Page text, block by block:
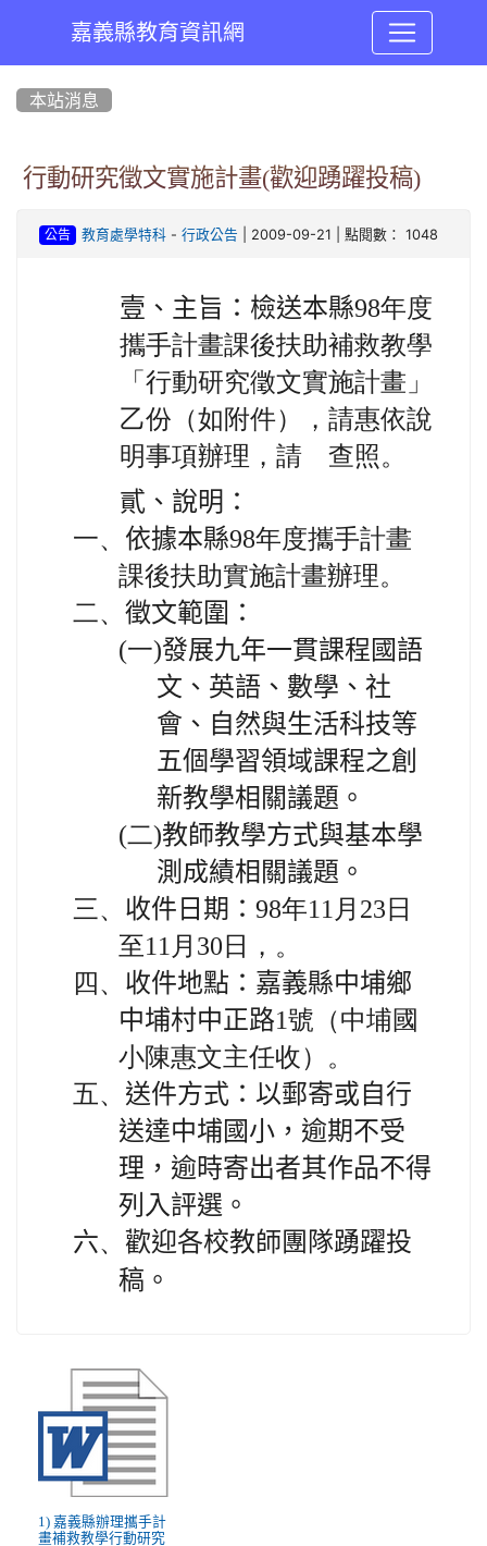
嘉義縣教育資訊網
本站消息
行動研究徵文實施計畫(歡迎踴躍投稿)
公告 教育處學特科- 行政公告 | 2009-09-21 | 點閱數： 1048
壹、主旨：檢送本縣98年度
攜手計畫課後扶助補救教學
「行動研究徵文實施計畫」
乙份（如附件），請惠依說
明事項辦理，請 查照。
貳、說明：
一、 依據本縣98年度攜手計畫
課後扶助實施計畫辦理。
二、徵文範圍：
(一)發展九年一貫課程國語
文、英語、數學、社
會、自然與生活科技等
五個學習領域課程之創
新教學相關議題。
(二)教師教學方式與基本學
測成績相關議題。
三、 收件日期：98年11月23日
至11月30日，。
四、 收件地點：嘉義縣中埔鄉
中埔村中正路1號（中埔國
小陳惠文主任收）。
五、 送件方式：以郵寄或自行
送達中埔國小，逾期不受
理，逾時寄出者其作品不得
列入評選。
六、 歡迎各校教師團隊踴躍投
稿。
1) 嘉義縣辦理攜手計
畫補救教學行動研究